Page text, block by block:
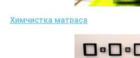
Химчистка матраса